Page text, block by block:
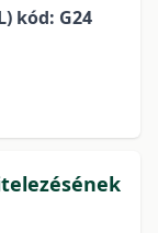
kód: G24